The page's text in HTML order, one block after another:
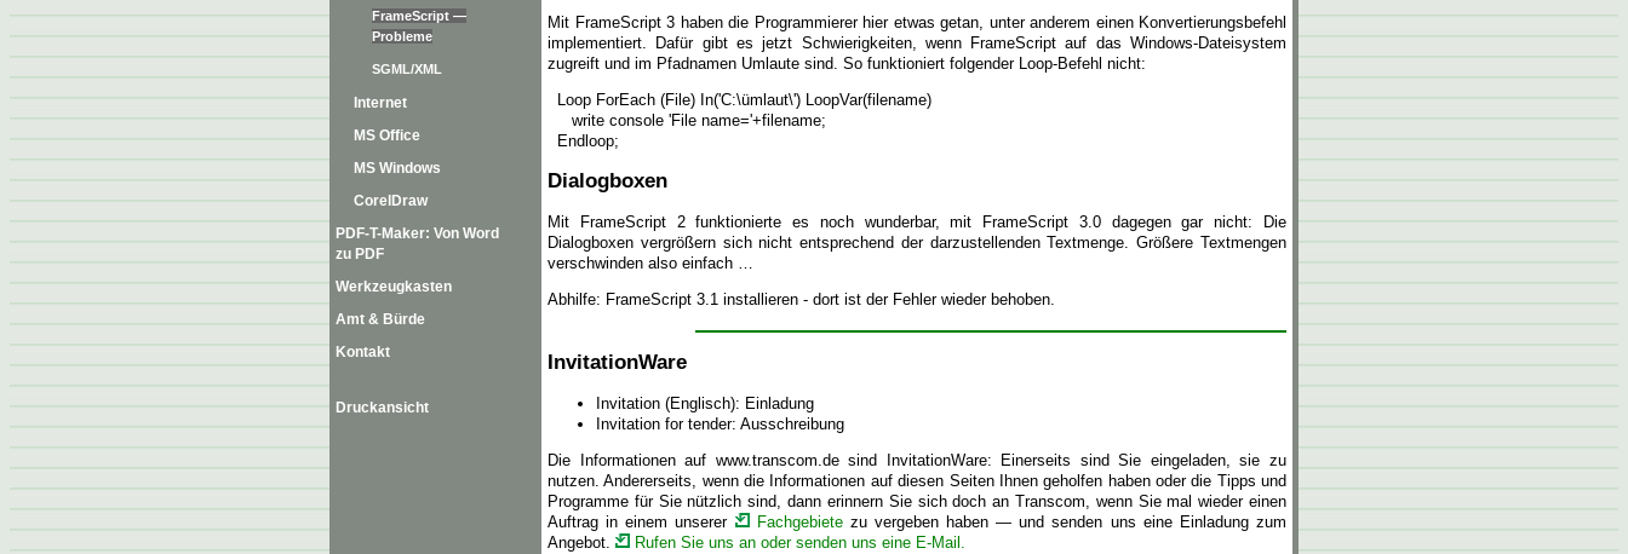
FrameScript —
Probleme
SGML/XML
Internet
MS Office
MS Windows
CorelDraw
PDF-T-Maker: Von Word
zu PDF
Werkzeugkasten
Amt & Bürde
Kontakt
Druckansicht
Mit FrameScript 3 haben die Programmierer hier etwas getan, unter anderem einen Konvertierungsbefehl
implementiert. Dafür gibt es jetzt Schwierigkeiten, wenn FrameScript auf das Windows-Dateisystem
zugreift und im Pfadnamen Umlaute sind. So funktioniert folgender Loop-Befehl nicht:
Loop ForEach (File) In('C:\ümlaut\') LoopVar(filename)
write console 'File name='+filename;
Endloop;
Dialogboxen
Mit FrameScript 2 funktionierte es noch wunderbar, mit FrameScript 3.0 dagegen gar nicht: Die
Dialogboxen vergrößern sich nicht entsprechend der darzustellenden Textmenge. Größere Textmengen
verschwinden also einfach …
Abhilfe: FrameScript 3.1 installieren - dort ist der Fehler wieder behoben.
InvitationWare
Invitation (Englisch): Einladung
Invitation for tender: Ausschreibung
Die Informationen auf www.transcom.de sind InvitationWare: Einerseits sind Sie eingeladen, sie zu
nutzen. Andererseits, wenn die Informationen auf diesen Seiten Ihnen geholfen haben oder die Tipps und
Programme für Sie nützlich sind, dann erinnern Sie sich doch an Transcom, wenn Sie mal wieder einen
Auftrag in einem unserer
Fachgebietezu vergeben haben — und senden uns eine Einladung zum
Angebot.
Rufen Sie uns an oder senden uns eine E-Mail.